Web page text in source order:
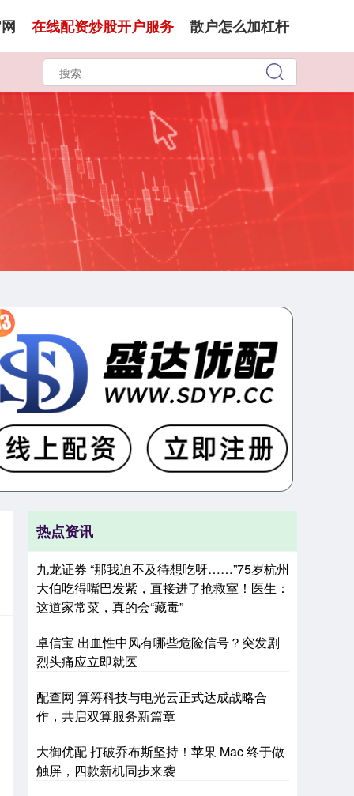
在线配资炒股开户服务 散户怎么加杠杆
热点资讯
九龙证券 “那我迫不及待想吃呀……”75岁杭州
大伯吃得嘴巴发紫，直接进了抢救室！医生：
这道家常菜，真的会“藏毒”
卓信宝 出血性中风有哪些危险信号？突发剧
烈头痛应立即就医
配查网 算筹科技与电光云正式达成战略合
作，共启双算服务新篇章
大御优配 打破乔布斯坚持！苹果 Mac 终于做
触屏，四款新机同步来袭